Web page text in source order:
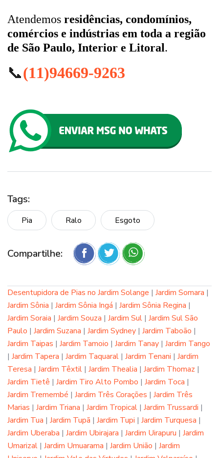
Atendemos residências, condomínios,
comércios e indústrias em toda a região
de São Paulo, Interior e Litoral.
📞(11)94669-9263
Tags:
Pia Ralo Esgoto
Compartilhe:
Desentupidora de Pias no Jardim Solange | Jardim Somara |
Jardim Sônia | Jardim Sônia Ingá | Jardim Sônia Regina |
Jardim Soraia | Jardim Souza | Jardim Sul | Jardim Sul São
Paulo | Jardim Suzana | Jardim Sydney | Jardim Taboão |
Jardim Taipas | Jardim Tamoio | Jardim Tanay | Jardim Tango
| Jardim Tapera | Jardim Taquaral | Jardim Tenani | Jardim
Teresa | Jardim Têxtil | Jardim Thealia | Jardim Thomaz |
Jardim Tietê | Jardim Tiro Alto Pombo | Jardim Toca |
Jardim Tremembé | Jardim Três Corações | Jardim Três
Marias | Jardim Triana | Jardim Tropical | Jardim Trussardi |
Jardim Tua | Jardim Tupã | Jardim Tupi | Jardim Turquesa |
Jardim Uberaba | Jardim Ubirajara | Jardim Uirapuru | Jardim
Umarizal | Jardim Umuarama | Jardim União | Jardim